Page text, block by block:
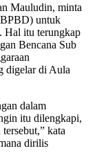
Mauludin, minta
untuk
Hal itu terungkap
Bencana Sub
digelar di Aula
dalam
itu dilengkapi,
kata
dirilis